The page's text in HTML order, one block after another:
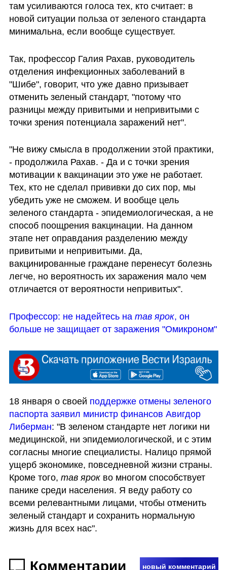
там усиливаются голоса тех, кто считает: в
новой ситуации польза от зеленого стандарта
минимальна, если вообще существует.
Так, профессор Галия Рахав, руководитель
отделения инфекционных заболеваний в
"Шибе", говорит, что уже давно призывает
отменить зеленый стандарт, "потому что
разницы между привитыми и непривитыми с
точки зрения потенциала заражений нет".
"Не вижу смысла в продолжении этой практики,
- продолжила Рахав. - Да и с точки зрения
мотивации к вакцинации это уже не работает.
Тех, кто не сделал прививки до сих пор, мы
убедить уже не сможем. И вообще цель
зеленого стандарта - эпидемиологическая, а не
способ поощрения вакцинации. На данном
этапе нет оправдания разделению между
привитыми и непривитыми. Да,
вакцинированные граждане перенесут болезнь
легче, но вероятность их заражения мало чем
отличается от вероятности непривитых".
Профессор: не надейтесь на тав ярок, он
больше не защищает от заражения "Омикроном"
18 января о своей поддержке отмены зеленого
паспорта заявил министр финансов Авигдор
Либерман: "В зеленом стандарте нет логики ни
медицинской, ни эпидемиологической, и с этим
согласны многие специалисты. Налицо прямой
ущерб экономике, повседневной жизни страны.
Кроме того, тав ярок во многом способствует
панике среди населения. Я веду работу со
всеми релевантными лицами, чтобы отменить
зеленый стандарт и сохранить нормальную
жизнь для всех нас".
Комментарии новый комментарий